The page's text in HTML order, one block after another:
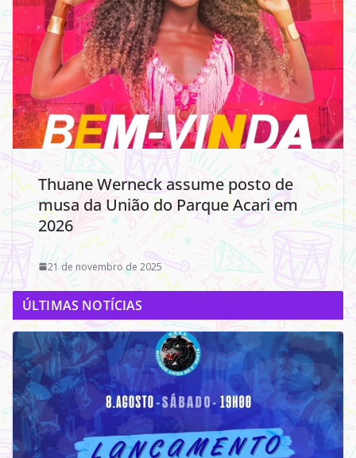
Thuane Werneck assume posto de
musa da União do Parque Acari em
2026
21 de novembro de 2025
ÚLTIMAS NOTÍCIAS